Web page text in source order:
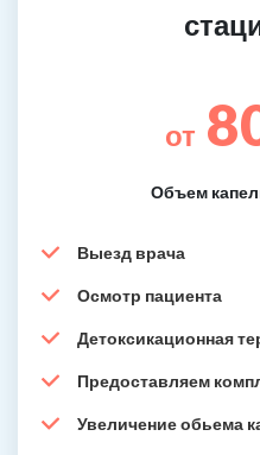
от
Объем
Выезд врача
Осмотр пациента
Детоксикационная
Предоставляем
Увеличение обьема